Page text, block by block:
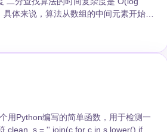
标值小于中间元素，则在数组的左半部
来的 1/2^k。要找出 k，我们设置
续进行，每次我们都排除了一半的数
，这符合我们的 O(log n) 时间复杂度分析。